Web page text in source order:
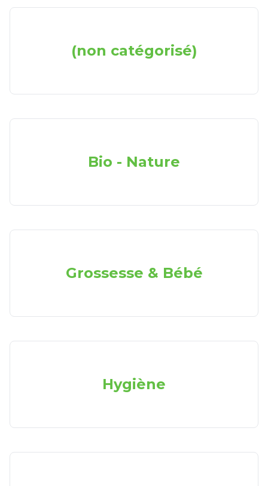
(non catégorisé)
Bio - Nature
Grossesse & Bébé
Hygiène